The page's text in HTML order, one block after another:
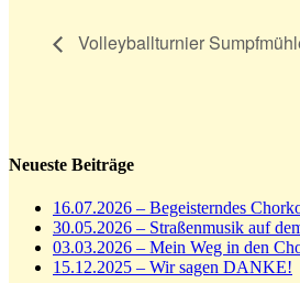
Volleyballturnier
Neueste Beiträge
16.07.2026 – Begeisterndes
30.05.2026 – Straßenmusik auf
03.03.2026 – Mein Weg in den
15.12.2025 – Wir sagen DANKE!